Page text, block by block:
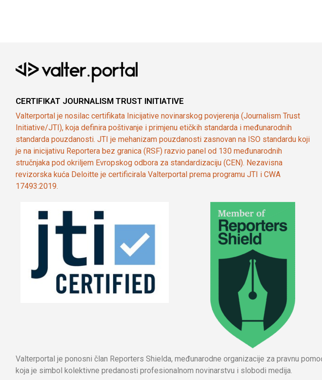
CERTIFIKAT JOURNALISM TRUST INITIATIVE
Valterportal je nosilac certifikata Inicijative novinarskog povjerenja (Journalism Trust
Initiative/JTI), koja definira poštivanje i primjenu etičkih standarda i međunarodnih
standarda pouzdanosti. JTI je mehanizam pouzdanosti zasnovan na ISO standardu koji
je na inicijativu Reportera bez granica (RSF) razvio panel od 130 međunarodnih
stručnjaka pod okriljem Evropskog odbora za standardizaciju (CEN). Nezavisna
revizorska kuća Deloitte je certificirala Valterportal prema programu JTI i CWA
17493:2019.
Valterportal je ponosni član Reporters Shielda, međunarodne organizacije za pravnu
koja je simbol kolektivne predanosti profesionalnom novinarstvu i slobodi medija.